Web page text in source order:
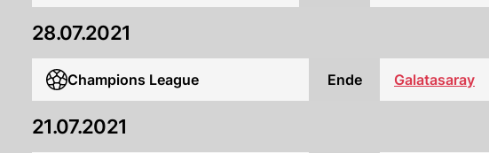
28.07.2021
Champions League Ende Galatasaray
21.07.2021